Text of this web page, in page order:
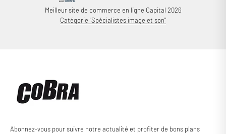
Meilleur site de commerce en ligne Capital 2026
Catégorie "Spécialistes image et son"
Abonnez-vous pour suivre notre actualité et profiter de bons plans